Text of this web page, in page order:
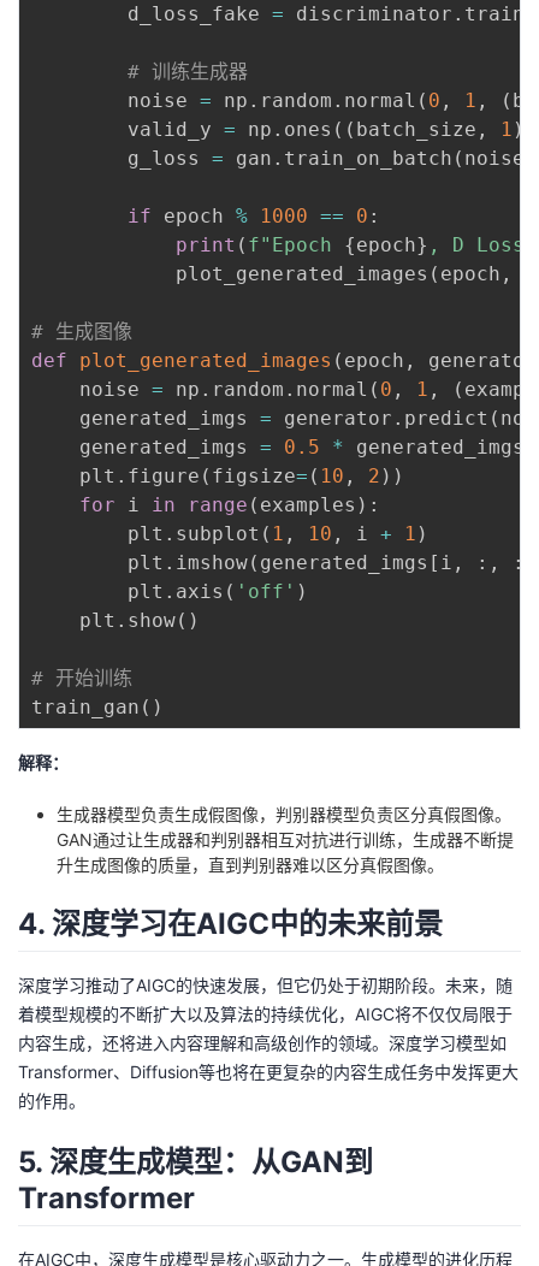
        d_loss_fake
= discriminator .
# 训练生成器
        noise
= np . random . normal ( 0 , 1 , (
        valid_y
= np . ones ( ( batch_size , 1 )
        g_loss
= gan . train_on_batch ( noise
if epoch % 1000 == 0 :
print ( f"Epoch {epoch} , D
            plot_generated_images
( epoch ,
# 生成图像
def
plot_generated_images ( epoch , generator
    noise
= np . random . normal ( 0 , 1 , (
    generated_imgs
= generator . predict (
    generated_imgs
= 0.5 * generated_imgs
    plt
. figure ( figsize= ( 10 , 2 ) )
for i in range ( examples ) :
        plt
. subplot ( 1 , 10 , i + 1 )
        plt
. imshow( generated_imgs [ i , : , :
        plt
. axis ( 'off' )
    plt
. show( )
# 开始训练
train_gan ( )
解释：
生成器模型负责生成假图像，判别器模型负责区分真假图像。
GAN通过让生成器和判别器相互对抗进行训练，生成器不断提
升生成图像的质量，直到判别器难以区分真假图像。
4. 深度学习在AIGC中的未来前景
深度学习推动了AIGC的快速发展，但它仍处于初期阶段。未来，随
着模型规模的不断扩大以及算法的持续优化，AIGC将不仅仅局限于
内容生成，还将进入内容理解和高级创作的领域。深度学习模型如
Transformer、Diffusion等也将在更复杂的内容生成任务中发挥更大
的作用。
5. 深度生成模型：从GAN到
Transformer
在AIGC中，深度生成模型是核心驱动力之一。生成模型的进化历程